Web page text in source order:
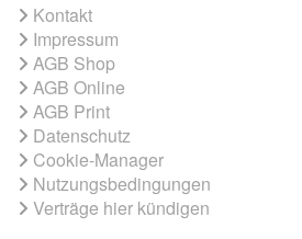
Kontakt
Impressum
AGB Shop
AGB Online
AGB Print
Datenschutz
Cookie-Manager
Nutzungsbedingungen
Verträge hier kündigen